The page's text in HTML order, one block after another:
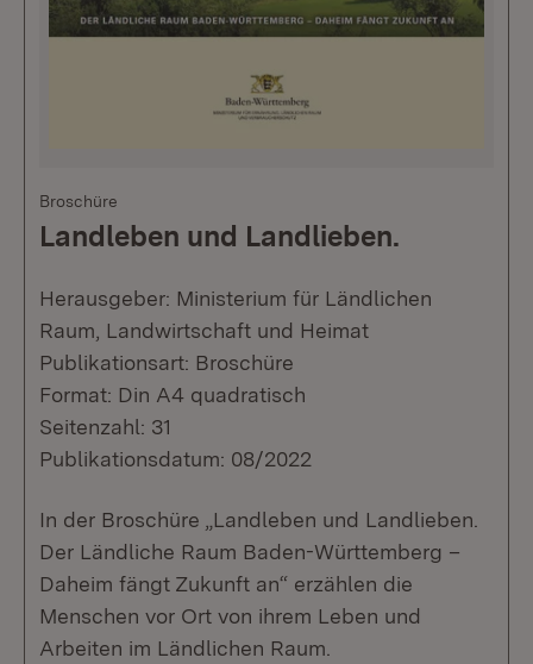
Broschüre
Landleben und Landlieben.
Herausgeber: Ministerium für Ländlichen
Raum, Landwirtschaft und Heimat
Publikationsart: Broschüre
Format: Din A4 quadratisch
Seitenzahl: 31
Publikationsdatum: 08/2022
In der Broschüre „Landleben und Landlieben.
Der Ländliche Raum Baden-Württemberg –
Daheim fängt Zukunft an“ erzählen die
Menschen vor Ort von ihrem Leben und
Arbeiten im Ländlichen Raum.